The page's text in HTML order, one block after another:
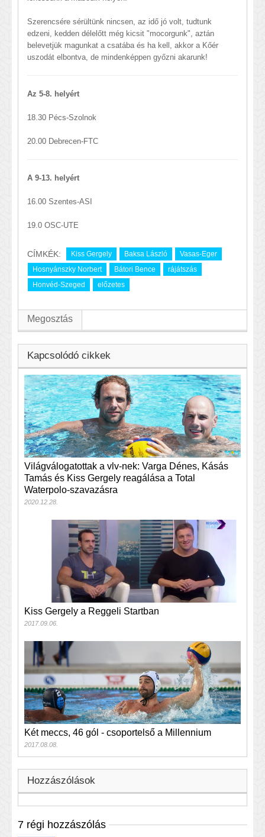
Szerencsére sérültünk nincsen, az idő jó volt, tudtunk
edzeni, kedden délelőtt még kicsit "mocorgunk", aztán
belevetjük magunkat a csatába és ha kell, akkor a Kőér
uszodát elbontva, de mindenképpen győzni akarunk!
Az 5-8. helyért
18.30 Pécs-Szolnok
20.00 Debrecen-FTC
A 9-13. helyért
16.00 Szentes-ASI
19.0 OSC-UTE
CÍMKÉK: Kiss Gergely Baksa László
Vasas-Eger
Hosnyánszky Norbert
Bátori Bence
rájátszás
Honvéd-Szeged
előzetes
Megosztás
Kapcsolódó cikkek
Világválogatottak a vlv-nek: Varga Dénes, Kásás
Tamás és Kiss Gergely reagálása a Total
Waterpolo-szavazásra
2020.12.28.
Kiss Gergely a Reggeli Startban
2017.09.06.
Két meccs, 46 gól - csoportelső a Millennium
2017.08.08.
Hozzászólások
7 régi hozzászólás